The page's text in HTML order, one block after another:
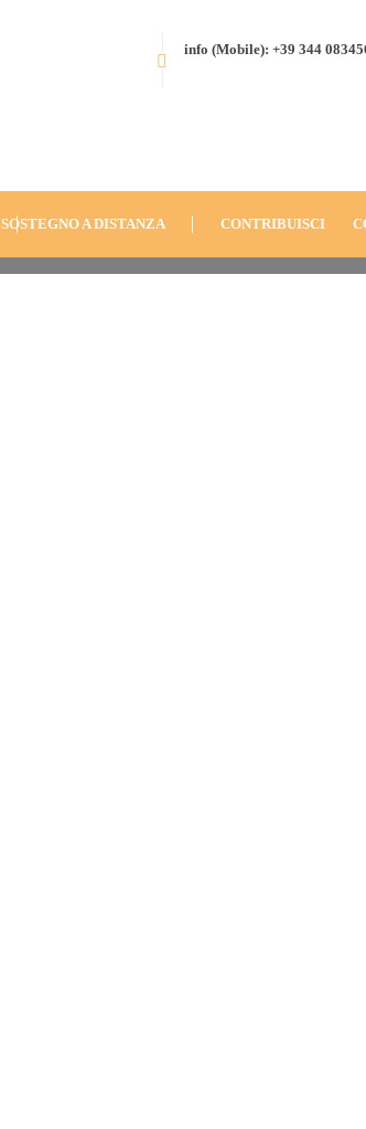
info (Mobile): +39 344
SOSTEGNO A DISTANZA CONTRIBUISCI
IMG_2812[1]-(2)